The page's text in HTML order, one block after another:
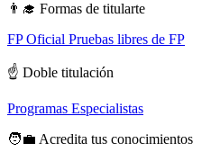
👨‍🎓 Formas de titularte
FP Oficial Pruebas libres de FP
☝️ Doble titulación
Programas Especialistas
🧑‍💼 Acredita tus conocimientos